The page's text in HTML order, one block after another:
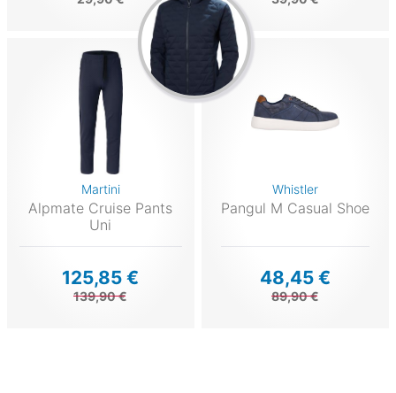
Martini
Alpmate Cruise Pants
Uni
125,85 €
139,90 €
Whistler
Pangul M Casual Shoe
48,45 €
89,90 €